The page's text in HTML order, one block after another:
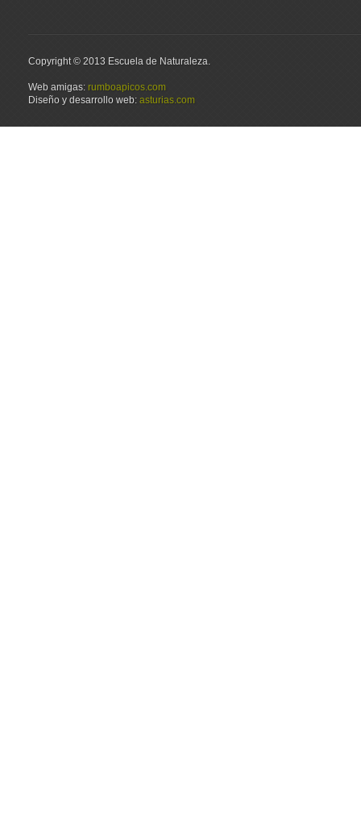
Copyright © 2013 Escuela de Naturaleza.
Web amigas: rumboapicos.com
Diseño y desarrollo web: asturias.com